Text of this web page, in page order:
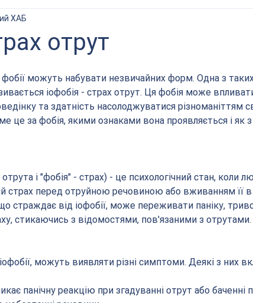
отрут
ХАБ
фобії можуть набувати незвичайних форм. Одна з
іофобія - страх отрут. Ця фобія може
та здатність насолоджуватися різноманіттям
це за фобія, якими ознаками вона проявляється і
отрута і "фобія" - страх) - це психологічний стан, коли
страх перед отруйною речовиною або вживанням її в
страждає від іофобії, може переживати паніку,
стикаючись з відомостями, пов'язаними з отрутами.
можуть виявляти різні симптоми. Деякі з них
панічну реакцію при згадуванні отрут або баченні